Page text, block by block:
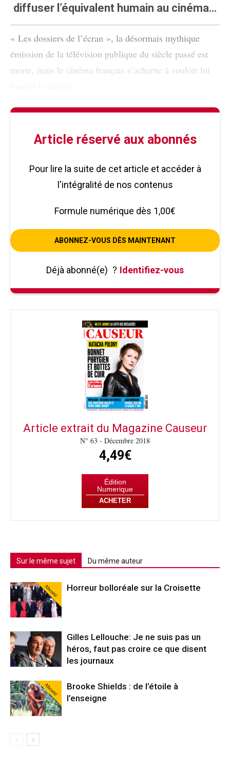
diffuser l’équivalent humain au cinéma…
« Les dossiers de l’écran », la désormais mythique
émission de la télévision publique du siècle passé est
morte, mais le cinéma français s’acharne à vouloir lui
Article réservé aux abonnés
Pour lire la suite de cet article et accéder à
l'intégralité de nos contenus
Formule numérique dès 1,00€
ABONNEZ-VOUS DÈS MAINTENANT
Déjà abonné(e) ? Identifiez-vous
Article extrait du Magazine Causeur
N° 63 - Décembre 2018
4,49€
Édition
Numerique
ACHETER
Sur le même sujet Du même auteur
Abonné Horreur bolloréale sur la Croisette
Gilles Lellouche: Je ne suis pas un
héros, faut pas croire ce que disent
les journaux
Abonné
Brooke Shields : de l’étoile à
l’enseigne